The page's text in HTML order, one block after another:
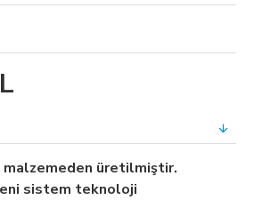
malzemeden üretilmiştir.
sistem teknoloji